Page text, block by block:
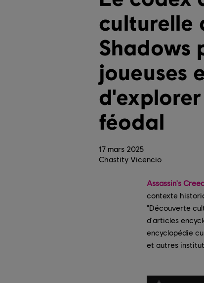
17 mars 2025
culturelle
Shadows
joueuses
féodal
Chastity Vicencio
Assassin's
contexte
"Découverte
d'articles
encyclopédie
et autres